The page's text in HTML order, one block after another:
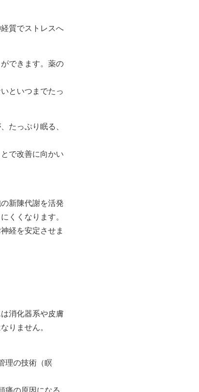
質でストレスへ
できます。薬の
といつまでたっ
たっぷり眠る、
で改善に向かい
新陳代謝を活発
くくなります。
経を安定させま
消化器系や皮膚
りません。
理の技術（瞑
痛の原因になる